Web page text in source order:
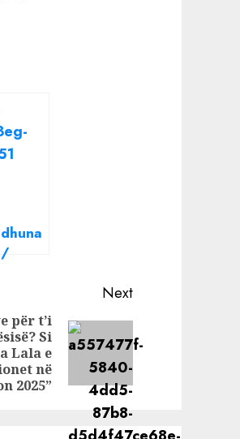
/
Next
për t’i
Si
Lala e
në
2025”